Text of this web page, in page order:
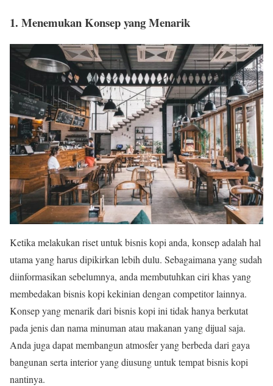
1. Menemukan Konsep yang Menarik
Ketika melakukan riset untuk bisnis kopi anda, konsep adalah hal
utama yang harus dipikirkan lebih dulu. Sebagaimana yang sudah
diinformasikan sebelumnya, anda membutuhkan ciri khas yang
membedakan bisnis kopi kekinian dengan competitor lainnya.
Konsep yang menarik dari bisnis kopi ini tidak hanya berkutat
pada jenis dan nama minuman atau makanan yang dijual saja.
Anda juga dapat membangun atmosfer yang berbeda dari gaya
bangunan serta interior yang diusung untuk tempat bisnis kopi
nantinya.